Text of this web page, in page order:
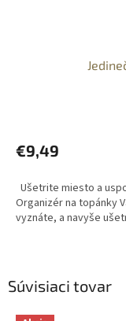
Súvisiaci tovar
€9,49
Ušetrite miesto a
Organizér na topánky
vyznáte, a navyše